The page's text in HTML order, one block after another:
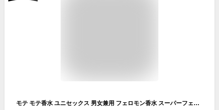
モテ モテ香水 ユニセックス 男女兼用 フェロモン香水 スーパーフェロモン88 無香性 女性用 レディース 使ってみた 効果 人気 メンズ プチプラ 40代 おすすめ【メール便対応】【送料無料】